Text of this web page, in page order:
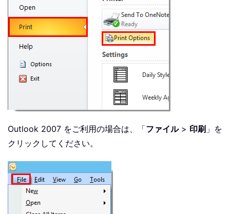
Outlook 2007 をご利用の場合は、「ファイル> 印刷 」を
クリックしてください。